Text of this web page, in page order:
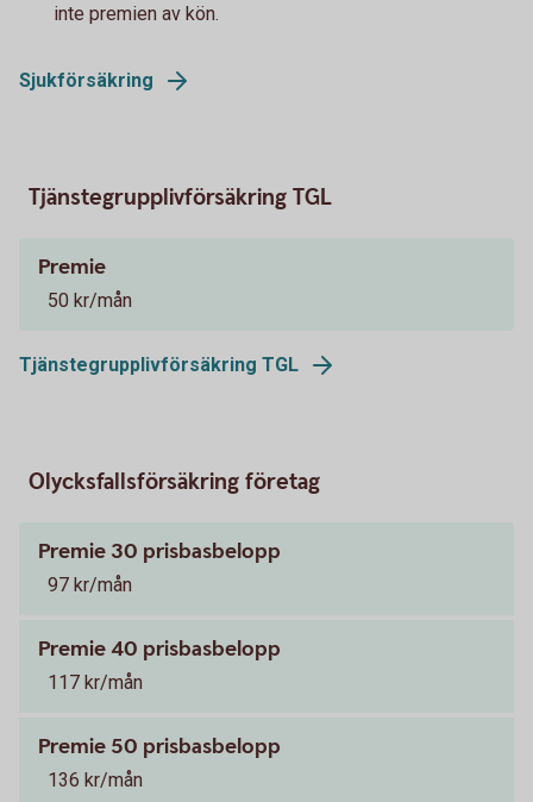
inte premien av kön.
Sjukförsäkring
Tjänstegrupplivförsäkring TGL
Premie
50 kr/mån
Tjänstegrupplivförsäkring TGL
Olycksfallsförsäkring företag
Premie 30 prisbasbelopp
97 kr/mån
Premie 40 prisbasbelopp
117 kr/mån
Premie 50 prisbasbelopp
136 kr/mån